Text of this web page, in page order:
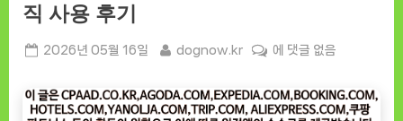
직 사용 후기
Posted
2026년 05월 16일 By
dognow.kr
“라
앙
독
에 댓글 없음